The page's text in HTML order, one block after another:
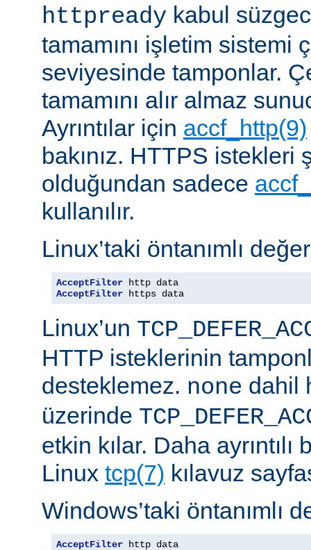
httpready kabul
tamamını işletim sistemi
seviyesinde tamponlar.
tamamını alır almaz
Ayrıntılar için accf_http(9)
bakınız. HTTPS istekleri
olduğundan sadece
kullanılır.
Linux’taki öntanımlı
AcceptFilter
AcceptFilter https data
Linux’un
HTTP isteklerinin
desteklemez. none dahil
üzerinde
etkin kılar. Daha
Linux tcp(7) kılavuz
Windows’taki öntanımlı
AcceptFilter